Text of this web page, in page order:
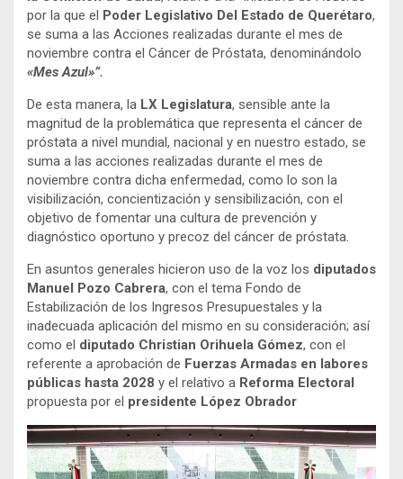
por la que el Poder Legislativo Del Estado de Querétaro,
se suma a las Acciones realizadas durante el mes de
noviembre contra el Cáncer de Próstata, denominándolo
«Mes Azul»”.
De esta manera, la LX Legislatura, sensible ante la
magnitud de la problemática que representa el cáncer de
próstata a nivel mundial, nacional y en nuestro estado, se
suma a las acciones realizadas durante el mes de
noviembre contra dicha enfermedad, como lo son la
visibilización, concientización y sensibilización, con el
objetivo de fomentar una cultura de prevención y
diagnóstico oportuno y precoz del cáncer de próstata.
En asuntos generales hicieron uso de la voz los diputados
Manuel Pozo Cabrera, con el tema Fondo de
Estabilización de los Ingresos Presupuestales y la
inadecuada aplicación del mismo en su consideración; así
como el diputado Christian Orihuela Gómez, con el
referente a aprobación de Fuerzas Armadas en labores
públicas hasta 2028 y el relativo a Reforma Electoral
propuesta por el presidente López Obrador